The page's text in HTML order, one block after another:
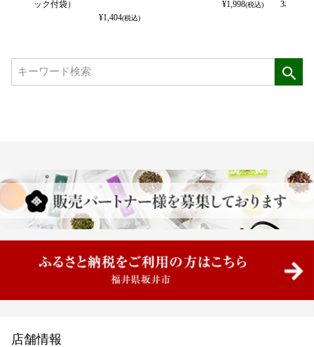
ック付袋）
¥1,404(税込)
¥1,998(税込)
3本パッ
店舗情報